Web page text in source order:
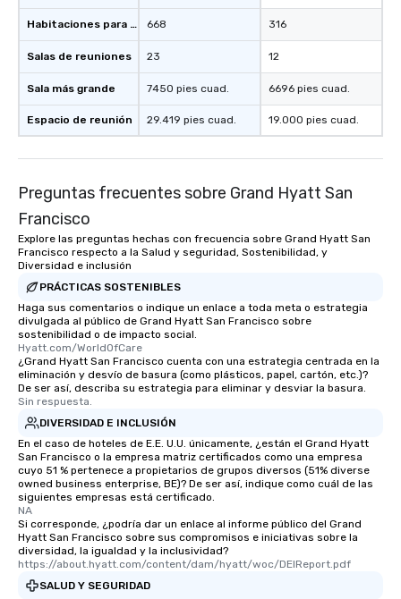
Habitaciones para huéspedes
Salas de reuniones
Sala más grande
Espacio de reunión
668
23
7450 pies cuad.
29.419 pies cuad.
316
12
6696 pies cuad.
19.000 pies cuad.
Preguntas frecuentes sobre Grand Hyatt San
Francisco
Explore las preguntas hechas con frecuencia sobre Grand Hyatt San
Francisco respecto a la Salud y seguridad, Sostenibilidad, y
Diversidad e inclusión
PRÁCTICAS SOSTENIBLES
Haga sus comentarios o indique un enlace a toda meta o estrategia
divulgada al público de Grand Hyatt San Francisco sobre
sostenibilidad o de impacto social.
Hyatt.com/WorldOfCare
¿Grand Hyatt San Francisco cuenta con una estrategia centrada en la
eliminación y desvío de basura (como plásticos, papel, cartón, etc.)?
De ser así, describa su estrategia para eliminar y desviar la basura.
Sin respuesta.
DIVERSIDAD E INCLUSIÓN
En el caso de hoteles de E.E. U.U. únicamente, ¿están el Grand Hyatt
San Francisco o la empresa matriz certificados como una empresa
cuyo 51 % pertenece a propietarios de grupos diversos (51% diverse
owned business enterprise, BE)? De ser así, indique como cuál de las
siguientes empresas está certificado.
NA
Si corresponde, ¿podría dar un enlace al informe público del Grand
Hyatt San Francisco sobre sus compromisos e iniciativas sobre la
diversidad, la igualdad y la inclusividad?
https://about.hyatt.com/content/dam/hyatt/woc/DEIReport.pdf
SALUD Y SEGURIDAD